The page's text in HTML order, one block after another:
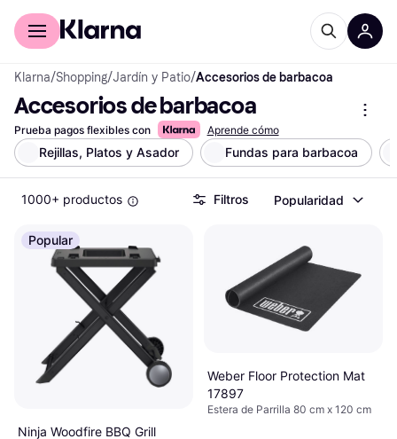
Comprar con Klarna
Klarna/Shopping/Jardín y Patio/Accesorios de barbacoa
Accesorios de barbacoa
Prueba pagos flexibles con Aprende cómo
Rejillas, Platos y Asador Fundas para barbacoa
1000+ productos Filtros Popularidad
Popular
Ninja Woodfire BBQ Grill
Weber Floor Protection Mat
17897
Estera de Parrilla 80 cm x 120 cm